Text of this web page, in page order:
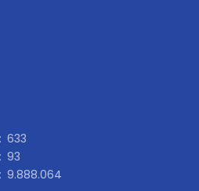
: 633
: 93
: 9.888.064